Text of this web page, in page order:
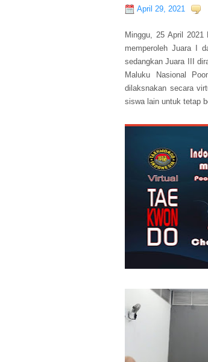
April 29, 2021
Minggu, 25 April 2021
memperoleh Juara I
sedangkan Juara III
Maluku Nasional
dilaksnakan secara
siswa lain untuk tetap